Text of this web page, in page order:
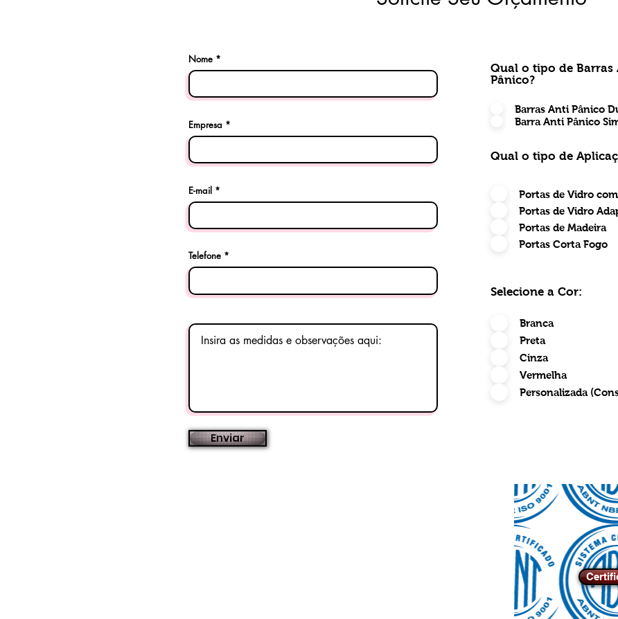
Nome
Empresa
E-mail
Telefone
Qual o tipo de Barras
Pânico?
Barras Anti Pânico
Barra Anti Pânico
Qual o tipo de
Portas de Vidro
Portas de Vidro
Portas de Madeira
Portas Corta Fogo
Selecione a Cor:
Branca
Preta
Cinza
Vermelha
Personalizada
Enviar